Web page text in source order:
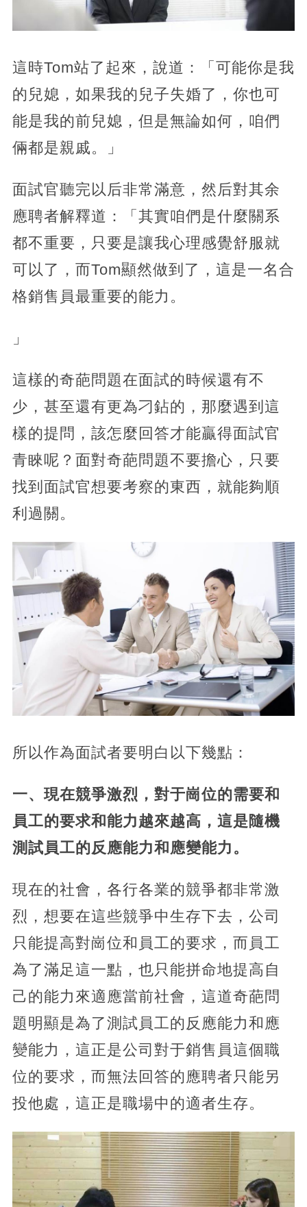
這時Tom站了起來，說道：「可能你是我
的兒媳，如果我的兒子失婚了，你也可
能是我的前兒媳，但是無論如何，咱們
倆都是親戚。」
面試官聽完以后非常滿意，然后對其余
應聘者解釋道：「其實咱們是什麼關系
都不重要，只要是讓我心理感覺舒服就
可以了，而Tom顯然做到了，這是一名合
格銷售員最重要的能力。
」
這樣的奇葩問題在面試的時候還有不
少，甚至還有更為刁鉆的，那麼遇到這
樣的提問，該怎麼回答才能贏得面試官
青睞呢？面對奇葩問題不要擔心，只要
找到面試官想要考察的東西，就能夠順
利過關。
所以作為面試者要明白以下幾點：
一、現在競爭激烈，對于崗位的需要和
員工的要求和能力越來越高，這是隨機
測試員工的反應能力和應變能力。
現在的社會，各行各業的競爭都非常激
烈，想要在這些競爭中生存下去，公司
只能提高對崗位和員工的要求，而員工
為了滿足這一點，也只能拼命地提高自
己的能力來適應當前社會，這道奇葩問
題明顯是為了測試員工的反應能力和應
變能力，這正是公司對于銷售員這個職
位的要求，而無法回答的應聘者只能另
投他處，這正是職場中的適者生存。